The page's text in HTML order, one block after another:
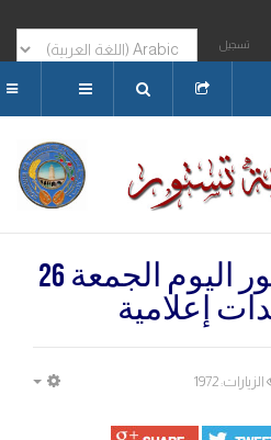
تسجيل
تلقي بلدية تستور اليوم الجمعة 26
الزيارات: 1972